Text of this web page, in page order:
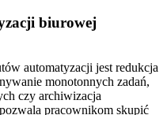
biurowej
automatyzacji jest redukcja
monotonnych zadań,
czy archiwizacja
pracownikom skupić